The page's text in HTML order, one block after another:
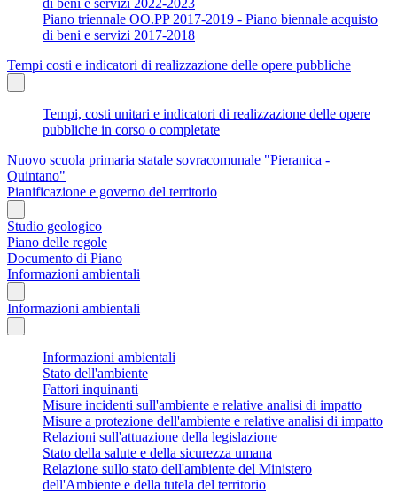
Piano triennale OO.PP 2017-2019 - Piano biennale acquisto
di beni e servizi 2017-2018
Tempi costi e indicatori di realizzazione delle opere pubbliche
Tempi, costi unitari e indicatori di realizzazione delle opere
pubbliche in corso o completate
Nuovo scuola primaria statale sovracomunale "Pieranica -
Quintano"
Pianificazione e governo del territorio
Studio geologico
Piano delle regole
Documento di Piano
Informazioni ambientali
Informazioni ambientali
Informazioni ambientali
Stato dell'ambiente
Fattori inquinanti
Misure incidenti sull'ambiente e relative analisi di impatto
Misure a protezione dell'ambiente e relative analisi di impatto
Relazioni sull'attuazione della legislazione
Stato della salute e della sicurezza umana
Relazione sullo stato dell'ambiente del Ministero
dell'Ambiente e della tutela del territorio